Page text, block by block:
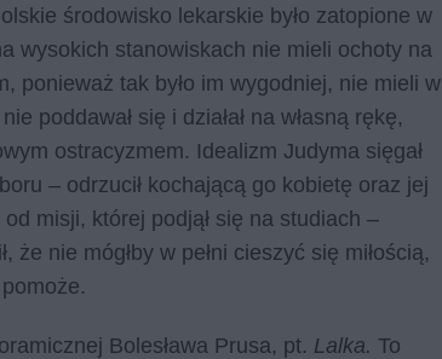
środowisko lekarskie było zatopione w
wysokich stanowiskach nie mieli ochoty na
ponieważ tak było im wygodniej, nie mieli w
poddawał się i działał na własną rękę,
ostracyzmem. Idealizm Judyma sięgał
– odrzucił kochającą go kobietę oraz jej
misji, której podjął się na studiach –
nie mógłby w pełni cieszyć się miłością,
Bolesława Prusa, pt. Lalka. To